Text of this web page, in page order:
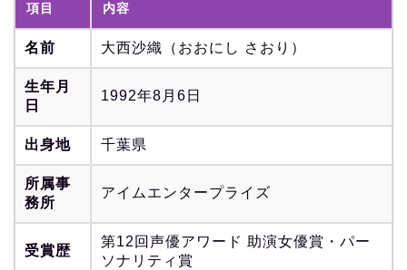
項目 内容
名前 大西沙織（おおにし さおり）
生年月
日
1992年8月6日
出身地 千葉県
所属事
務所
アイムエンタープライズ
受賞歴
第12回声優アワード 助演女優賞・パー
ソナリティ賞